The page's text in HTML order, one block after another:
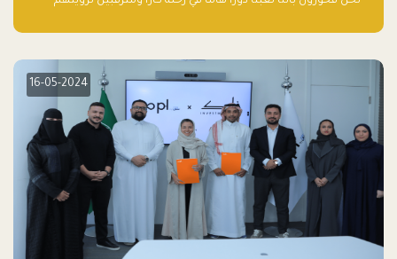
جيدًا لكوكبنا فحسب، بل إنه جيد أيضًا للأعمال”.
16-05-2024